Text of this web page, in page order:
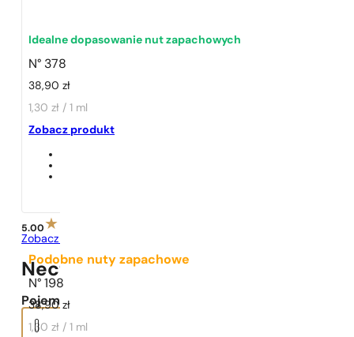
1 - 3 szt.
Idealne dopasowanie nut zapachowych
N° 378
38,90zł
1,30 zł / 1 ml
Zobacz produkt
Podobne nuty zapachowe
N° 198
38,90zł
1,30 zł / 1 ml
5.00
Zobacz opinie
Nectar Love
Pojemność: